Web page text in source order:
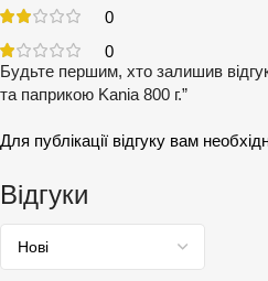
0
0
Відгуки
Будьте першим, хто залишив
та паприкою Kania 800 г.”
Для публікації відгуку вам